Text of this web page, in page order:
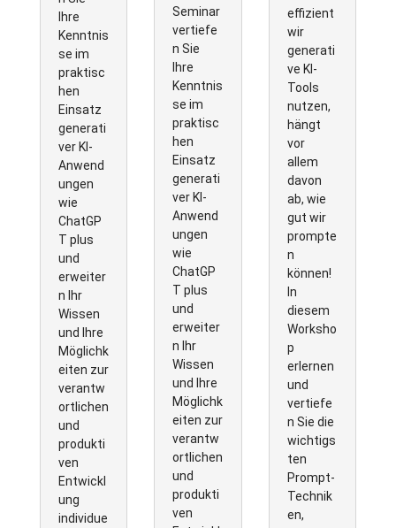
Ihre
Kenntnis
se im
praktisc
hen
Einsatz
generati
ver KI-
Anwend
ungen
wie
ChatGP
T plus
und
erweiter
n Ihr
Wissen
und Ihre
Möglichk
eiten zur
verantw
ortlichen
und
produkti
ven
Entwickl
ung
individue
Seminar
vertiefe
n Sie
Ihre
Kenntnis
se im
praktisc
hen
Einsatz
generati
ver KI-
Anwend
ungen
wie
ChatGP
T plus
und
erweiter
n Ihr
Wissen
und Ihre
Möglichk
eiten zur
verantw
ortlichen
und
produkti
ven
effizient
wir
generati
ve KI-
Tools
nutzen,
hängt
vor
allem
davon
ab, wie
gut wir
prompte
n
können!
In
diesem
Worksho
p
erlernen
und
vertiefe
n Sie die
wichtigs
ten
Prompt-
Technik
en,